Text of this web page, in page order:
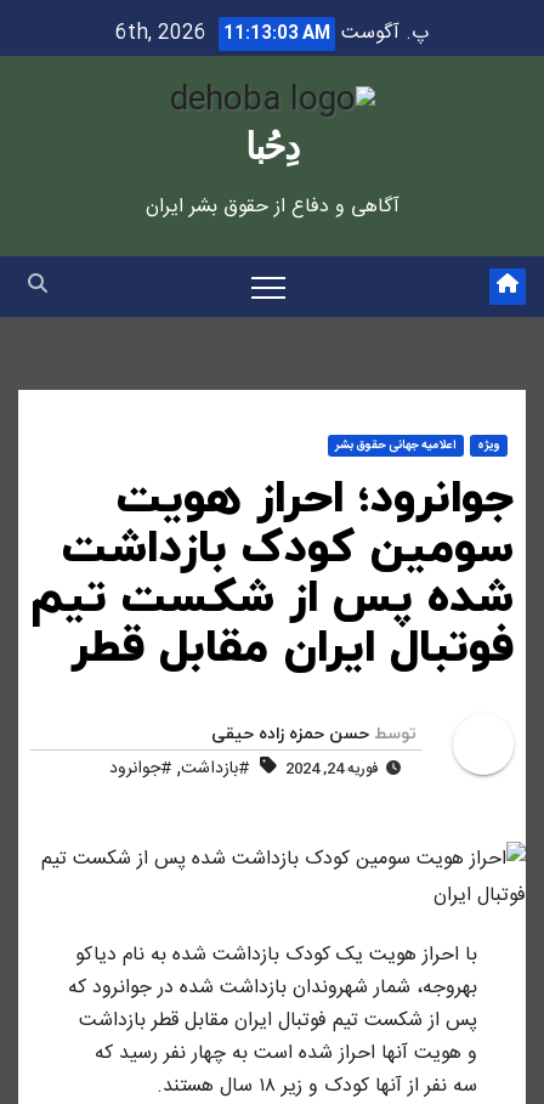
to
پ. آگوست 6th, 2026 11:13:03 AM
دِحُبا
آگاهی و دفاع از حقوق بشر ایران
ویژه اعلاميه جهانی حقوق بشر
جوانرود؛ احراز هویت
سومین کودک بازداشت
شده پس از شکست تیم
فوتبال ایران مقابل قطر
توسط حسن حمزه زاده حیقی
فوریه 24, 2024 #بازداشت, #جوانرود
با احراز هویت یک کودک بازداشت شده به نام دیاکو
بهروجه، شمار شهروندان بازداشت شده در جوانرود که
پس از شکست تیم فوتبال ایران مقابل قطر بازداشت
و هویت آنها احراز شده است به چهار نفر رسید که
سه نفر از آنها کودک و زیر ۱۸ سال هستند.